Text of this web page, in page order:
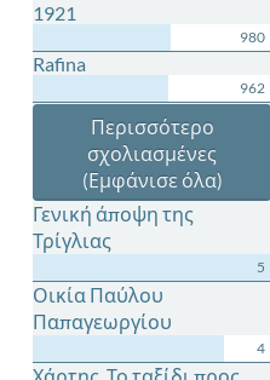
1921
980
Rafina
962
Περισσότερο
σχολιασμένες
(Εμφάνισε όλα)
Γενική άποψη της
Τρίγλιας
5
Οικία Παύλου
Παπαγεωργίου
4